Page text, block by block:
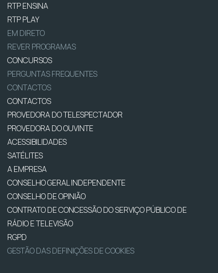
RTP ENSINA
RTP PLAY
EM DIRETO
REVER PROGRAMAS
CONCURSOS
PERGUNTAS FREQUENTES
CONTACTOS
CONTACTOS
PROVEDORA DO TELESPECTADOR
PROVEDORA DO OUVINTE
ACESSIBILIDADES
SATÉLITES
A EMPRESA
CONSELHO GERAL INDEPENDENTE
CONSELHO DE OPINIÃO
CONTRATO DE CONCESSÃO DO SERVIÇO PÚBLICO DE
RÁDIO E TELEVISÃO
RGPD
GESTÃO DAS DEFINIÇÕES DE COOKIES